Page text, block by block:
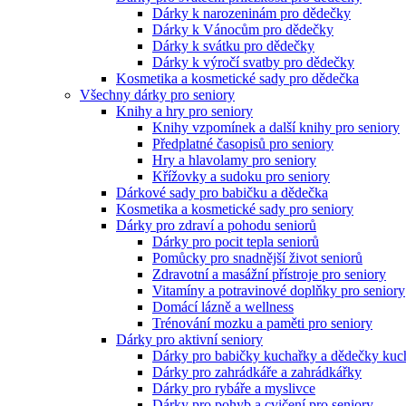
Dárky k narozeninám pro dědečky
Dárky k Vánocům pro dědečky
Dárky k svátku pro dědečky
Dárky k výročí svatby pro dědečky
Kosmetika a kosmetické sady pro dědečka
Všechny dárky pro seniory
Knihy a hry pro seniory
Knihy vzpomínek a další knihy pro seniory
Předplatné časopisů pro seniory
Hry a hlavolamy pro seniory
Křížovky a sudoku pro seniory
Dárkové sady pro babičku a dědečka
Kosmetika a kosmetické sady pro seniory
Dárky pro zdraví a pohodu seniorů
Dárky pro pocit tepla seniorů
Pomůcky pro snadnější život seniorů
Zdravotní a masážní přístroje pro seniory
Vitamíny a potravinové doplňky pro seniory
Domácí lázně a wellness
Trénování mozku a paměti pro seniory
Dárky pro aktivní seniory
Dárky pro babičky kuchařky a dědečky
Dárky pro zahrádkáře a zahrádkářky
Dárky pro rybáře a myslivce